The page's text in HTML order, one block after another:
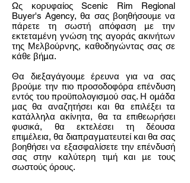
Ως κορυφαίος Scenic Rim Regional
Buyer's Agency, θα σας βοηθήσουμε να
πάρετε τη σωστή απόφαση με την
εκτεταμένη γνώση της αγοράς ακινήτων
της Μελβούρνης, καθοδηγώντας σας σε
κάθε βήμα.
Θα διεξαγάγουμε έρευνα για να σας
βρούμε την πιο προσοδοφόρα επένδυση
εντός του προϋπολογισμού σας. Η ομάδα
μας θα αναζητήσει και θα επιλέξει τα
κατάλληλα ακίνητα, θα τα επιθεωρήσει
φυσικά, θα εκτελέσει τη δέουσα
επιμέλεια, θα διαπραγματευτεί και θα σας
βοηθήσει να εξασφαλίσετε την επένδυσή
σας στην καλύτερη τιμή και με τους
σωστούς όρους.